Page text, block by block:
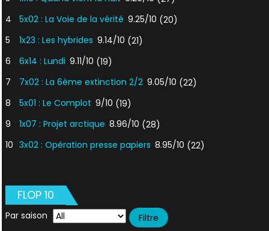
4
5x02 : La Voie de la vérité 9.25/10 (20)
5
1x23 : Les hybrides 9.14/10 (21)
6
6x14 : Lundi 9.11/10 (19)
7
7x02 : La 6ème extinction 2/2 9.05/10 (22)
8
5x01 : Le Complot 9/10 (19)
9
1x07 : Projet arctique 8.96/10 (28)
10 3x02 : Opération presse papiers 8.95/10 (22)
FLOP 10
Par saison